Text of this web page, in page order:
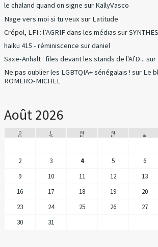
le chaland quand on signe sur KallyVasco
Nage vers moi si tu veux sur Latitude
Crépol, LFI : l’AGRIF dans les médias sur
haiku 415 - réminiscence surdaniel
Saxe-Anhalt : files devant les stands de l'AfD... sur
Ne pas oublier les LGBTQIA+ sénégalais ! sur Le
ROMERO-MICHEL
Août 2026
D L M M J
2
3 4 5 6
9
10 11 12 13
16
17 18 19 20
23
24 25 26 27
30
31